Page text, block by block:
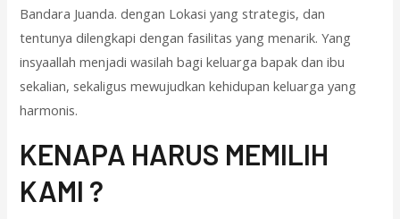
Bandara Juanda. dengan Lokasi yang strategis, dan
tentunya dilengkapi dengan fasilitas yang menarik. Yang
insyaallah menjadi wasilah bagi keluarga bapak dan ibu
sekalian, sekaligus mewujudkan kehidupan keluarga yang
harmonis.
KENAPA HARUS MEMILIH
KAMI ?